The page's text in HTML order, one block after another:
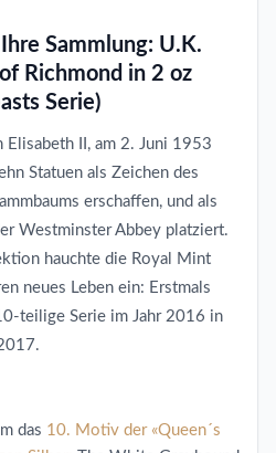
Sammlung: U.K.
Richmond in 2 oz
Serie)
II, am 2. Juni 1953
Statuen als Zeichen des
erschaffen, und als
Westminster Abbey platziert.
hauchte die Royal Mint
neues Leben ein: Erstmals
teilige Serie im Jahr 2016 in
das 10. Motiv der «Queen´s